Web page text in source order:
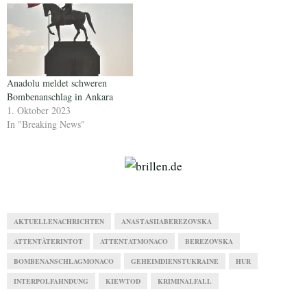
Anadolu meldet schweren
Bombenanschlag in Ankara
1. Oktober 2023
In "Breaking News"
AKTUELLENACHRICHTEN ANASTASIIABEREZOVSKA
ATTENTÄTERINTOT ATTENTATMONACO BEREZOVSKA
BOMBENANSCHLAGMONACO GEHEIMDIENSTUKRAINE HUR
INTERPOLFAHNDUNG KIEWTOD KRIMINALFALL